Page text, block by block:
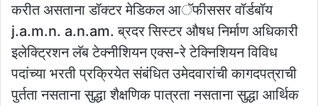
करीत असताना डॉक्टर मेडिकल आॅफीससर वॉर्डबॉय
j.a.m.n. a.n.am. ब्रदर सिस्टर औषध निर्माण अधिकारी
इलेक्ट्रिशन लॅब टेक्नीशियन एक्स-रे टेक्निशियन विविध
पदांच्या भरती प्रक्रियेत संबंधित उमेदवारांची कागदपत्राची
पुर्तता नसताना सुद्धा शैक्षणिक पात्रता नसताना सुद्धा आर्थिक